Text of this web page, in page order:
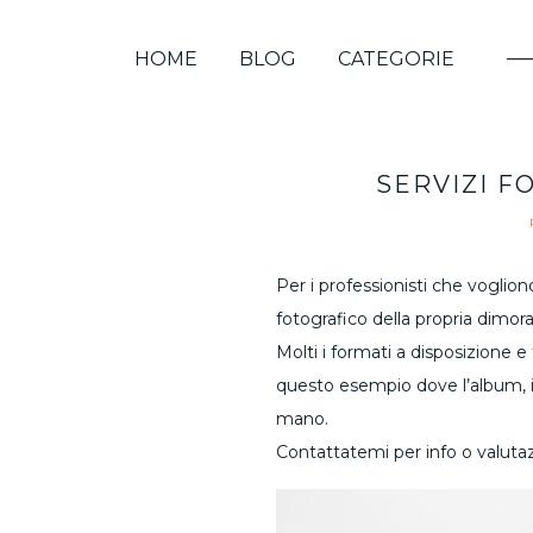
HOME BLOG CATEGORIE
SERVIZI
Per i professionisti che
fotografico della propria
Molti i formati a disposizione
questo esempio dove
mano.
Contattatemi per info o